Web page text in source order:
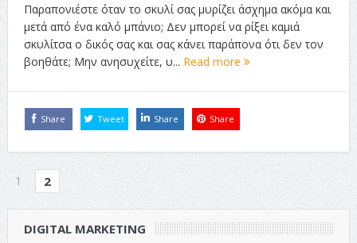
Παραπονιέστε όταν το σκυλί σας μυρίζει άσχημα ακόμα και
μετά από ένα καλό μπάνιο; Δεν μπορεί να ρίξει καμιά
σκυλίτσα ο δικός σας και σας κάνει παράπονα ότι δεν τον
βοηθάτε; Μην ανησυχείτε, υ... Read more
Share Tweet Share Share
1 2
DIGITAL MARKETING